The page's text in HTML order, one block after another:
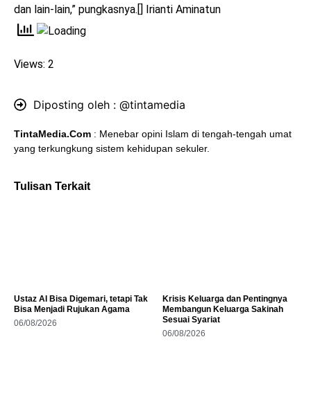
dan lain-lain,” pungkasnya.[] Irianti Aminatun
Views: 2
Diposting oleh : @tintamedia
TintaMedia.Com : Menebar opini Islam di tengah-tengah umat
yang terkungkung sistem kehidupan sekuler.
Tulisan Terkait
Ustaz AI Bisa Digemari, tetapi Tak
Bisa Menjadi Rujukan Agama
06/08/2026
Krisis Keluarga dan Pentingnya
Membangun Keluarga Sakinah
Sesuai Syariat
06/08/2026